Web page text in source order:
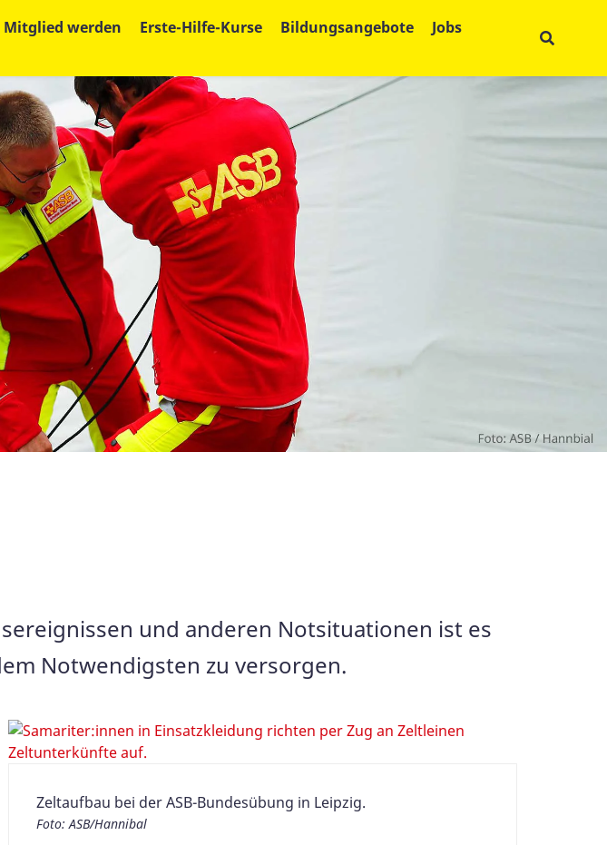
Mitglied werden Erste-Hilfe-Kurse Bildungsangebote
Jobs
und anderen Notsituationen ist es
Notwendigsten zu versorgen.
Zeltaufbau bei der ASB-Bundesübung in Leipzig.
Foto: ASB/Hannibal